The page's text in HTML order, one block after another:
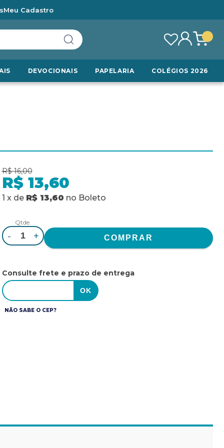
Meu Cadastro
DEVOCIONAIS PAPELARIA COLÉGIOS 2026
R$ 16,00
R$ 13,60
1 x de R$ 13,60 no Boleto
Qtde.
- +
Consulte frete e prazo de entrega
NÃO SABE O CEP?